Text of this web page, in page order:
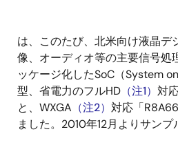
は、このたび、北米向け液晶デ
像、オーディオ等の主要信号処
ッケージ化したSoC（System
型、省電力のフルHD （注1） 対
と、WXGA （注2） 対応「
ました。2010年12月よりサンプ